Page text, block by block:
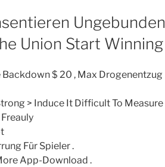
Ungebunden
Union Start Winning
$ 20 , Max Drogenentzug
> Induce It Difficult To Measure
Für Spieler .
App-Download .